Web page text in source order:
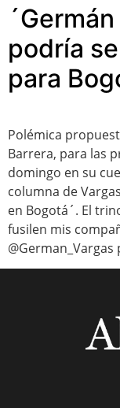
podría
para
Polémica
Barrera, para las
domingo en su
columna de
en Bogotá´. El
fusilen mis